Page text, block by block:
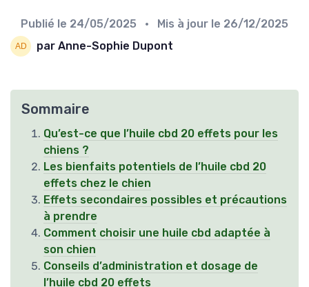
Publié le 24/05/2025 • Mis à jour le 26/12/2025
par Anne-Sophie Dupont
Sommaire
Qu’est-ce que l’huile cbd 20 effets pour les
chiens ?
Les bienfaits potentiels de l’huile cbd 20
effets chez le chien
Effets secondaires possibles et précautions
à prendre
Comment choisir une huile cbd adaptée à
son chien
Conseils d’administration et dosage de
l’huile cbd 20 effets